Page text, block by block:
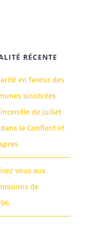
RÉCENTE
en faveur des
sinistrées
de juillet
dans le Conflent et
vous aux
de